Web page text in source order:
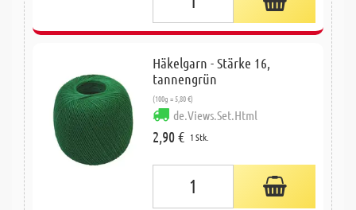
Häkelgarn - Stärke 16,
tannengrün
(100g = 5,80 €)
de.Views.Set.Html
2,90 € 1 Stk.